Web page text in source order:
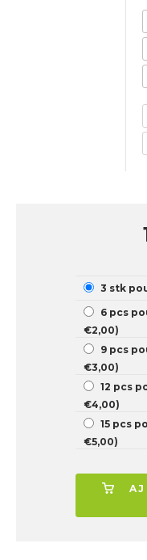
3 stk
6 pcs
€2,00)
9 pcs
€3,00)
12 pcs
€4,00)
15 pcs
€5,00)